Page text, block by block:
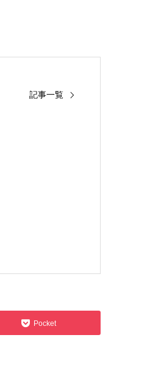
記事一覧
Pocket